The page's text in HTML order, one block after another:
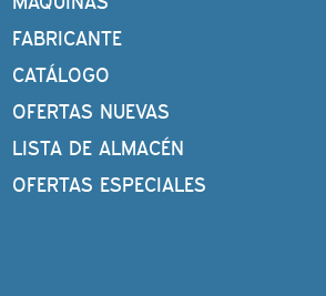
FABRICANTE
CATÁLOGO
OFERTAS NUEVAS
LISTA DE ALMACÉN
OFERTAS ESPECIALES